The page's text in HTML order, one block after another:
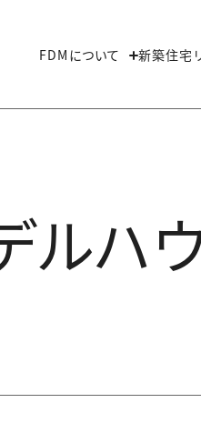
FDMについて 新築住宅
ルハ